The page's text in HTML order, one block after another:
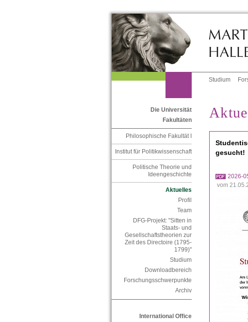
Studium
Die Universität
Fakultäten
Philosophische Fakultät I
Institut für Politikwissenschaft
Politische Theorie und
Ideengeschichte
Aktuelles
Profil
Team
DFG-Projekt: "Sitten in
Staats- und
Gesellschaftstheorien zur
Zeit des Directoire (1795-
1799)"
Studium
Downloadbereich
Forschungsschwerpunkte
Archiv
International Office
gesucht!
2026-
vom